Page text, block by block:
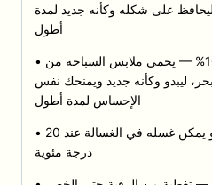
على شكله وكأنه جديد لمدة
أطول
• مقاوم لملح البحر بنسبة 100% — يحمي ملابس السباحة من
ليبدو وكأنه جديد ويمنحك نفس
الإحساس لمدة أطول
• يتطلّب شطفًا يدويًا فقط أو يمكن غسله في الغسالة عند 20
درجة مئوية